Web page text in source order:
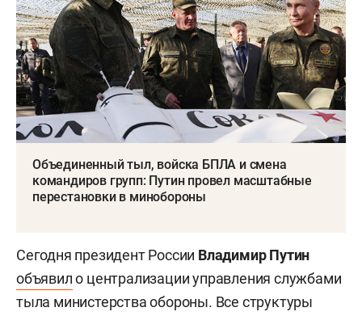
Объединенный тыл, войска БПЛА и смена
командиров групп: Путин провел масштабные
перестановки в минобороны
Сегодня президент России Владимир Путин
объявило централизации управления службами
тыла министерства обороны. Все структуры